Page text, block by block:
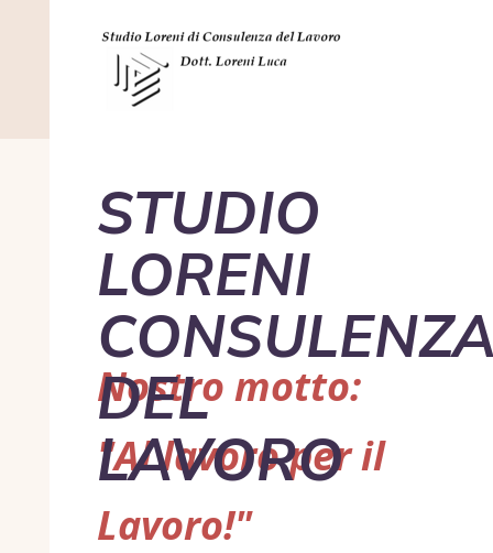
STUDIO
LORENI
DEL
LAVORO
Nostro motto:
"Allavoroper il
Lavoro!"